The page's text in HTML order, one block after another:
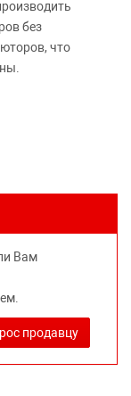
без
что
для
и
к
правильного
Законом
Вам
продавцу